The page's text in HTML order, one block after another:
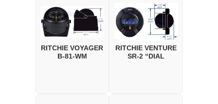
RITCHIE VOYAGER
B-81-WM
RITCHIE VENTURE
SR-2 “DIAL